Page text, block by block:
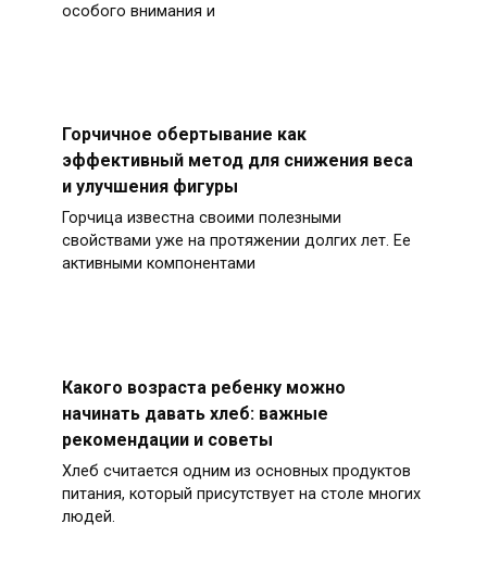
особого внимания и
Горчичное обертывание как
эффективный метод для снижения веса
и улучшения фигуры
Горчица известна своими полезными
свойствами уже на протяжении долгих лет. Ее
активными компонентами
Какого возраста ребенку можно
начинать давать хлеб: важные
рекомендации и советы
Хлеб считается одним из основных продуктов
питания, который присутствует на столе многих
людей.